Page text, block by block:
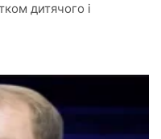
дитячого і